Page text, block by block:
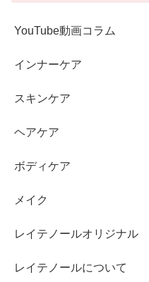
YouTube動画コラム
インナーケア
スキンケア
ヘアケア
ボディケア
メイク
レイテノールオリジナル
レイテノールについて